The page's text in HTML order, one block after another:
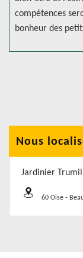
compétences
bonheur des
Nous
Jardinier
60 Oise -